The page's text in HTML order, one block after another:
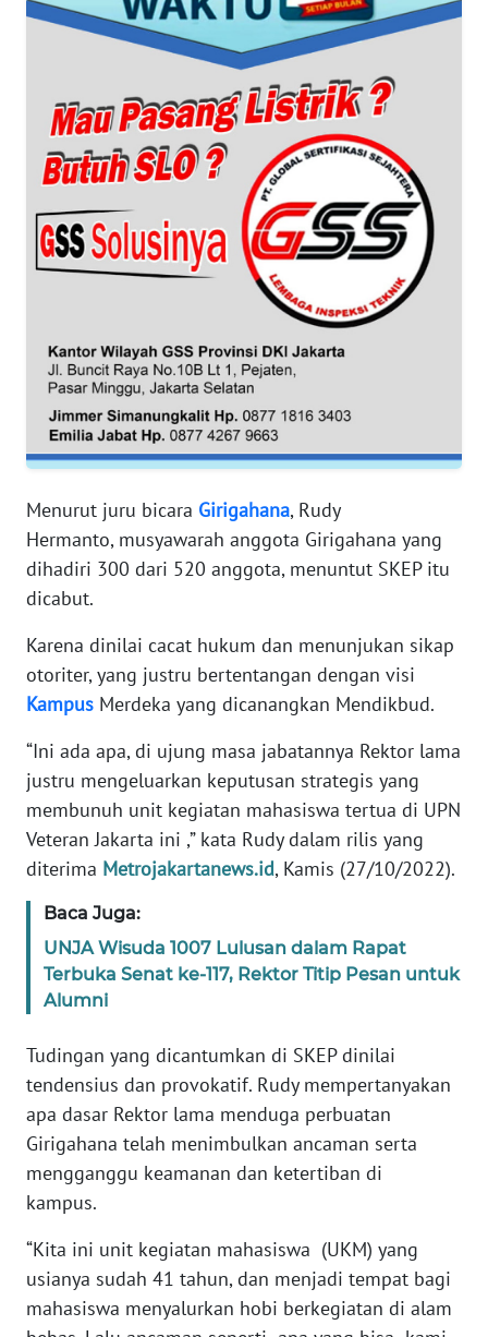
Menurut juru bicara Girigahana, Rudy
Hermanto, musyawarah anggota Girigahana yang
dihadiri 300 dari 520 anggota, menuntut SKEP itu
dicabut.
Karena dinilai cacat hukum dan menunjukan sikap
otoriter, yang justru bertentangan dengan visi
Kampus Merdeka yang dicanangkan Mendikbud.
“Ini ada apa, di ujung masa jabatannya Rektor lama
justru mengeluarkan keputusan strategis yang
membunuh unit kegiatan mahasiswa tertua di UPN
Veteran Jakarta ini ,” kata Rudy dalam rilis yang
diterima Metrojakartanews.id, Kamis (27/10/2022).
Baca Juga:
UNJA Wisuda 1007 Lulusan dalam Rapat
Terbuka Senat ke-117, Rektor Titip Pesan untuk
Alumni
Tudingan yang dicantumkan di SKEP dinilai
tendensius dan provokatif. Rudy mempertanyakan
apa dasar Rektor lama menduga perbuatan
Girigahana telah menimbulkan ancaman serta
mengganggu keamanan dan ketertiban di
kampus.
“Kita ini unit kegiatan mahasiswa (UKM) yang
usianya sudah 41 tahun, dan menjadi tempat bagi
mahasiswa menyalurkan hobi berkegiatan di alam
WN
WN
NTT
WN
KEPRI
WN
WN
PAPUA
BARAT
WN
WN
SERAMBI
JAMBI
WN
SULTRA
WN
NTB
WN
SULTENG
WN
SULBAR
SUMBAR
WN
SUMSEL
WN
BENGKULU